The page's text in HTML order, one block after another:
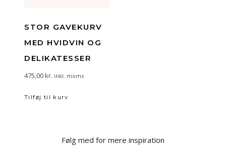
STOR GAVEKURV
MED HVIDVIN OG
DELIKATESSER
475,00kr. inkl. moms
Tilføj til kurv
Følg med for mere inspiration